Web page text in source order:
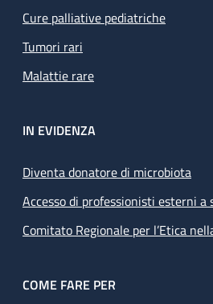
Cure palliative pediatriche
Tumori rari
Malattie rare
IN EVIDENZA
Diventa donatore di microbiota
Accesso di professionisti esterni
Comitato Regionale per l’Etica
COME FARE PER